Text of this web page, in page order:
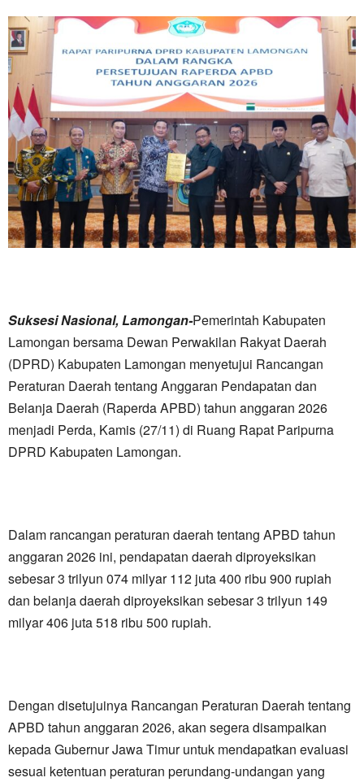
Suksesi Nasional, Lamongan-Pemerintah Kabupaten
Lamongan bersama Dewan Perwakilan Rakyat Daerah
(DPRD) Kabupaten Lamongan menyetujui Rancangan
Peraturan Daerah tentang Anggaran Pendapatan dan
Belanja Daerah (Raperda APBD) tahun anggaran 2026
menjadi Perda, Kamis (27/11) di Ruang Rapat Paripurna
DPRD Kabupaten Lamongan.
Dalam rancangan peraturan daerah tentang APBD tahun
anggaran 2026 ini, pendapatan daerah diproyeksikan
sebesar 3 trilyun 074 milyar 112 juta 400 ribu 900 rupiah
dan belanja daerah diproyeksikan sebesar 3 trilyun 149
milyar 406 juta 518 ribu 500 rupiah.
Dengan disetujuinya Rancangan Peraturan Daerah tentang
APBD tahun anggaran 2026, akan segera disampaikan
kepada Gubernur Jawa Timur untuk mendapatkan evaluasi
sesuai ketentuan peraturan perundang-undangan yang